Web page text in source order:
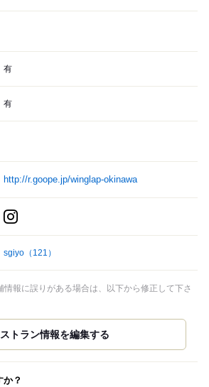
有
有
http://r.goope.jp/winglap-okinawa
sgiyo （121）
報に誤りがある場合は、以下から修正して下さ
？